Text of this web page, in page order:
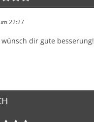
22:27
dir gute besserung!